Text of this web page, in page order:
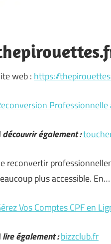
web : https://
découvrir également :
reconvertir
plus accessible. En…
Vos Comptes CPF en
lire également :bizzclub.fr